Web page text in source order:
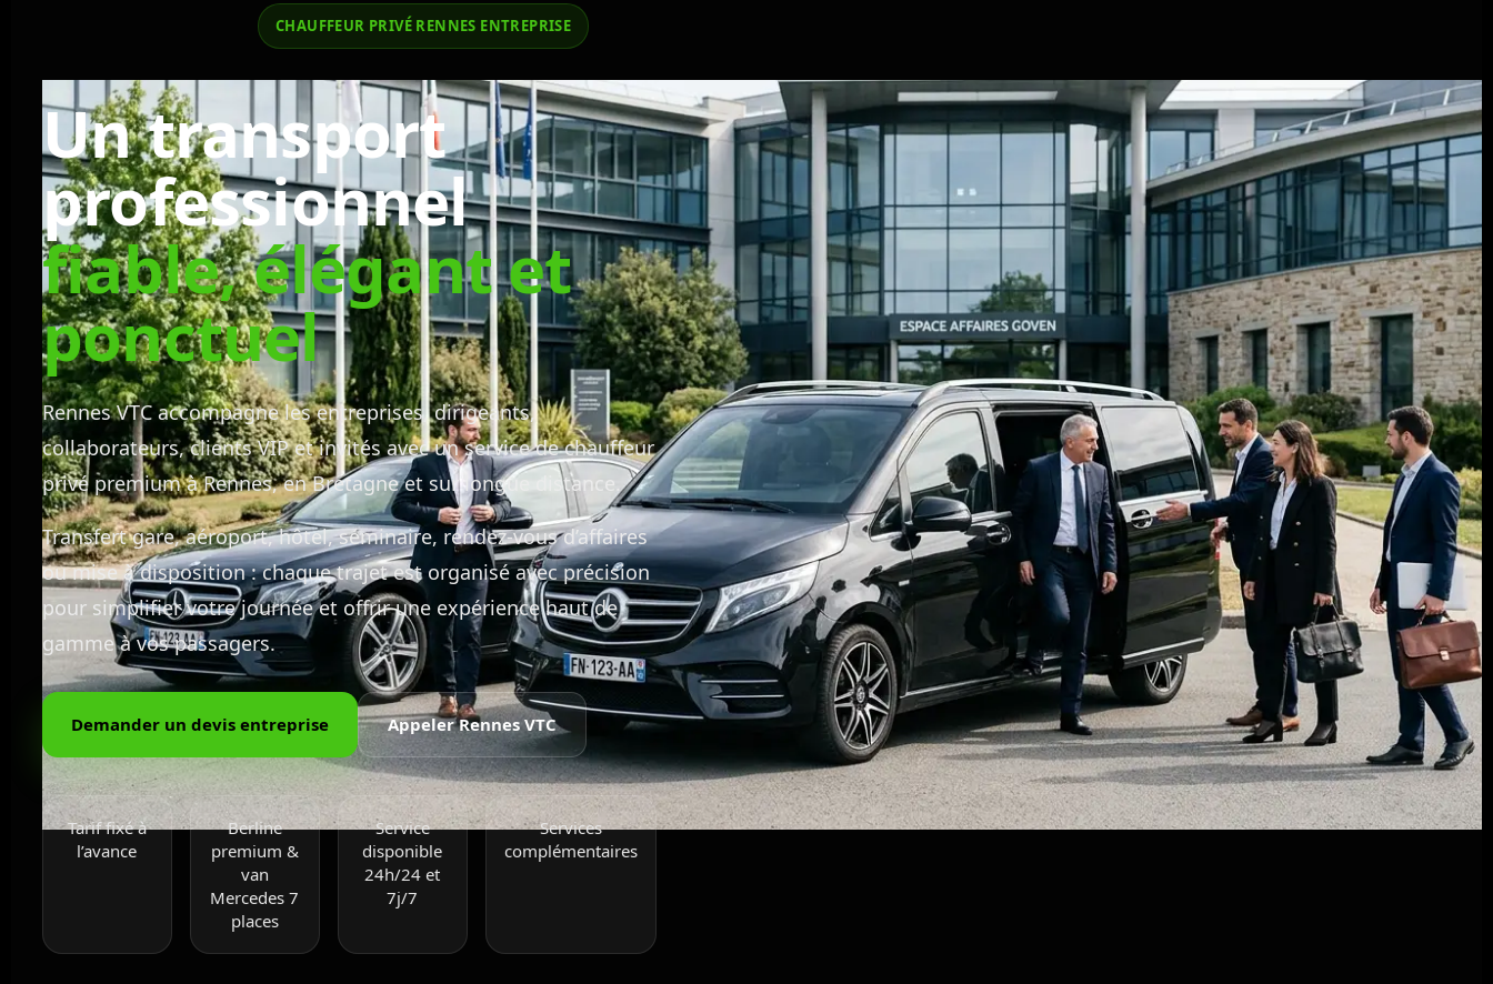
CHAUFFEUR PRIVÉ RENNES ENTREPRISE
Un transport
professionnel
fiable, élégant et
ponctuel
Rennes VTC accompagne les entreprises, dirigeants,
collaborateurs, clients VIP et invités avec un service de chauffeur
privé premium à Rennes, en Bretagne et sur longue distance.
Transfert gare, aéroport, hôtel, séminaire, rendez-vous d’affaires
ou mise à disposition : chaque trajet est organisé avec précision
pour simplifier votre journée et offrir une expérience haut de
gamme à vos passagers.
Demander un devis entreprise Appeler Rennes VTC
Tarif fixé à
l’avance
Berline
premium &
van
Mercedes 7
places
Service
disponible
24h/24 et
7j/7
Services
complémentaires